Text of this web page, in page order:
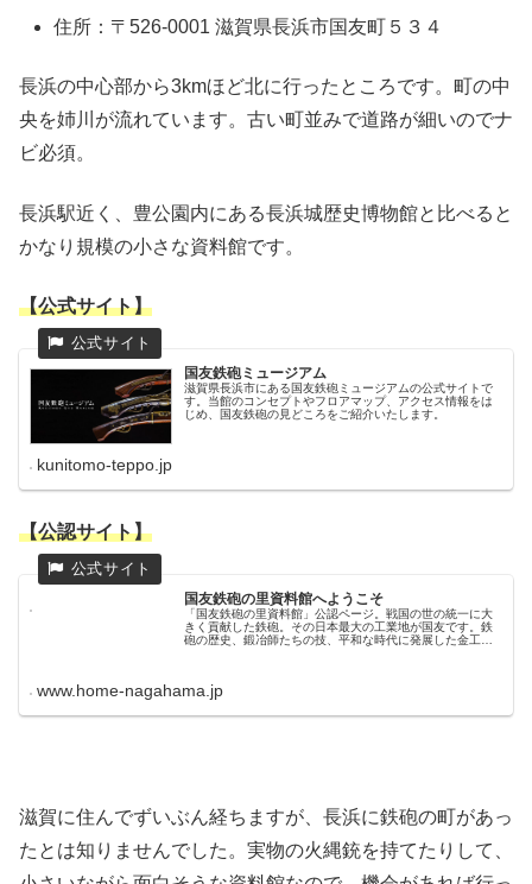
住所：〒526-0001 滋賀県長浜市国友町５３４
長浜の中心部から3kmほど北に行ったところです。町の中
央を姉川が流れています。古い町並みで道路が細いのでナ
ビ必須。
長浜駅近く、豊公園内にある長浜城歴史博物館と比べると
かなり規模の小さな資料館です。
【公式サイト】
国友鉄砲ミュージアム
滋賀県長浜市にある国友鉄砲ミュージアムの公式サイトで
す。当館のコンセプトやフロアマップ、アクセス情報をは
じめ、国友鉄砲の見どころをご紹介いたします。
kunitomo-teppo.jp
【公認サイト】
国友鉄砲の里資料館へようこそ
「国友鉄砲の里資料館」公認ページ。戦国の世の統一に大
きく貢献した鉄砲。その日本最大の工業地が国友です。鉄
砲の歴史、鍛冶師たちの技、平和な時代に発展した金工細
www.home-nagahama.jp
滋賀に住んでずいぶん経ちますが、長浜に鉄砲の町があっ
たとは知りませんでした。実物の火縄銃を持てたりして、